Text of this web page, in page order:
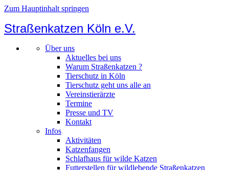
Zum Hauptinhalt springen
Straßenkatzen Köln e.V.
Über uns
Aktuelles bei uns
Warum Straßenkatzen ?
Tierschutz in Köln
Tierschutz geht uns alle an
Vereinstierärzte
Termine
Presse und TV
Kontakt
Infos
Aktivitäten
Katzenfangen
Schlafhaus für wilde Katzen
Futterstellen für wildlebende Straßenkatzen